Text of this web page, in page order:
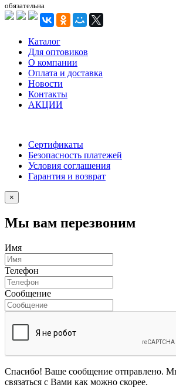
обязательна
Каталог
Для оптовиков
О компании
Оплата и доставка
Новости
Контакты
АКЦИИ
Сертификаты
Безопасность платежей
Условия соглашения
Гарантия и возврат
×
Мы вам перезвоним
Имя
Телефон
Сообщение
Спасибо! Ваше сообщение отправлено.
связаться с Вами как можно скорее.